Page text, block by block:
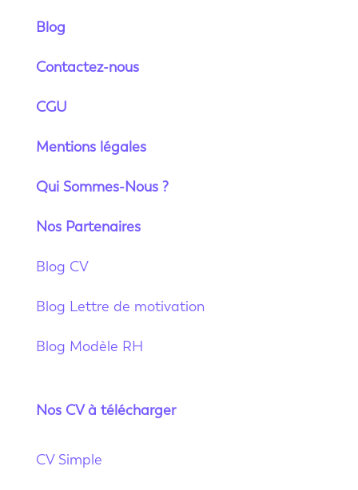
Blog
Contactez-nous
CGU
Mentions légales
Qui Sommes-Nous ?
Nos Partenaires
Blog CV
Blog Lettre de motivation
Blog Modèle RH
Nos CV à télécharger
CV Simple